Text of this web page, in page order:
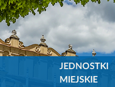
JEDNOSTKI
MIEJSKIE